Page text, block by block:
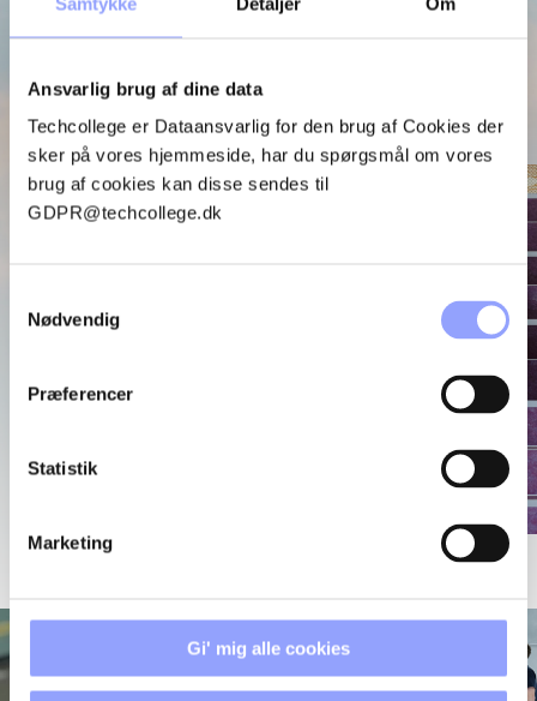
Ansvarlig brug af dine data
Techcollege er Dataansvarlig for den brug af Cookies der
sker på vores hjemmeside, har du spørgsmål om vores
brug af cookies kan disse sendes til
GDPR@techcollege.dk
Nødvendig
Præferencer
Statistik
Marketing
Gi' mig alle cookies
Januar 2027
Ansøgningsfrist 14.01.2027
ANSØG HER